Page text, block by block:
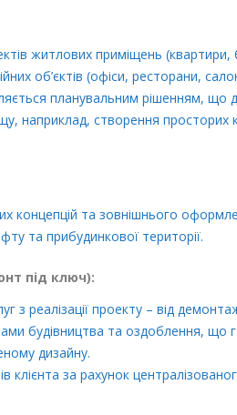
житлових приміщень (квартири,
об’єктів (офіси, ресторани,
планувальним рішенням,
наприклад, створення просторих
концепцій та зовнішнього
та прибудинкової території.
під ключ):
з реалізації проекту – від
будівництва та оздоблення, що
дизайну.
клієнта за рахунок